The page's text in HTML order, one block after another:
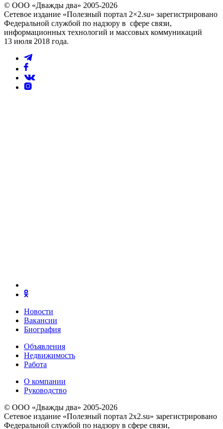
© ООО «Дважды два» 2005-2026
Сетевое издание «Полезный портал 2×2.su» зарегистрировано
Федеральной службой по надзору в сфере связи,
информационных технологий и массовых коммуникаций
13 июля 2018 года.
Новости
Вакансии
Биография
Объявления
Недвижимость
Работа
О компании
Руководство
© ООО «Дважды два» 2005-2026
Сетевое издание «Полезный портал 2x2.su» зарегистрировано
Федеральной службой по надзору в сфере связи,